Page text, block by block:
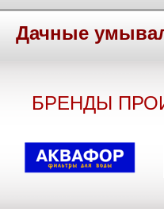
Дачные
БРЕНДЫ